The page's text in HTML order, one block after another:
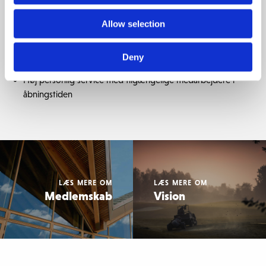
Allow selection
Deny
lokaliseret ved hul 2 på Old Course
Medlemsparkering med el-ladestandere
Omklædningsrum med lækre produkter og håndklæder
Medlemsrabat og bookingfordele hos AAO / Aarhus
Høj personlig service med tilgængelige medarbejdere i
åbningstiden
LÆS MERE OM
Medlemskab
LÆS MERE OM
Vision